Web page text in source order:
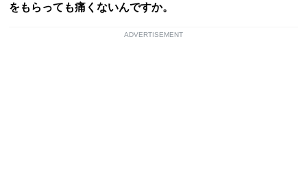
をもらっても痛くないんですか。
ADVERTISEMENT